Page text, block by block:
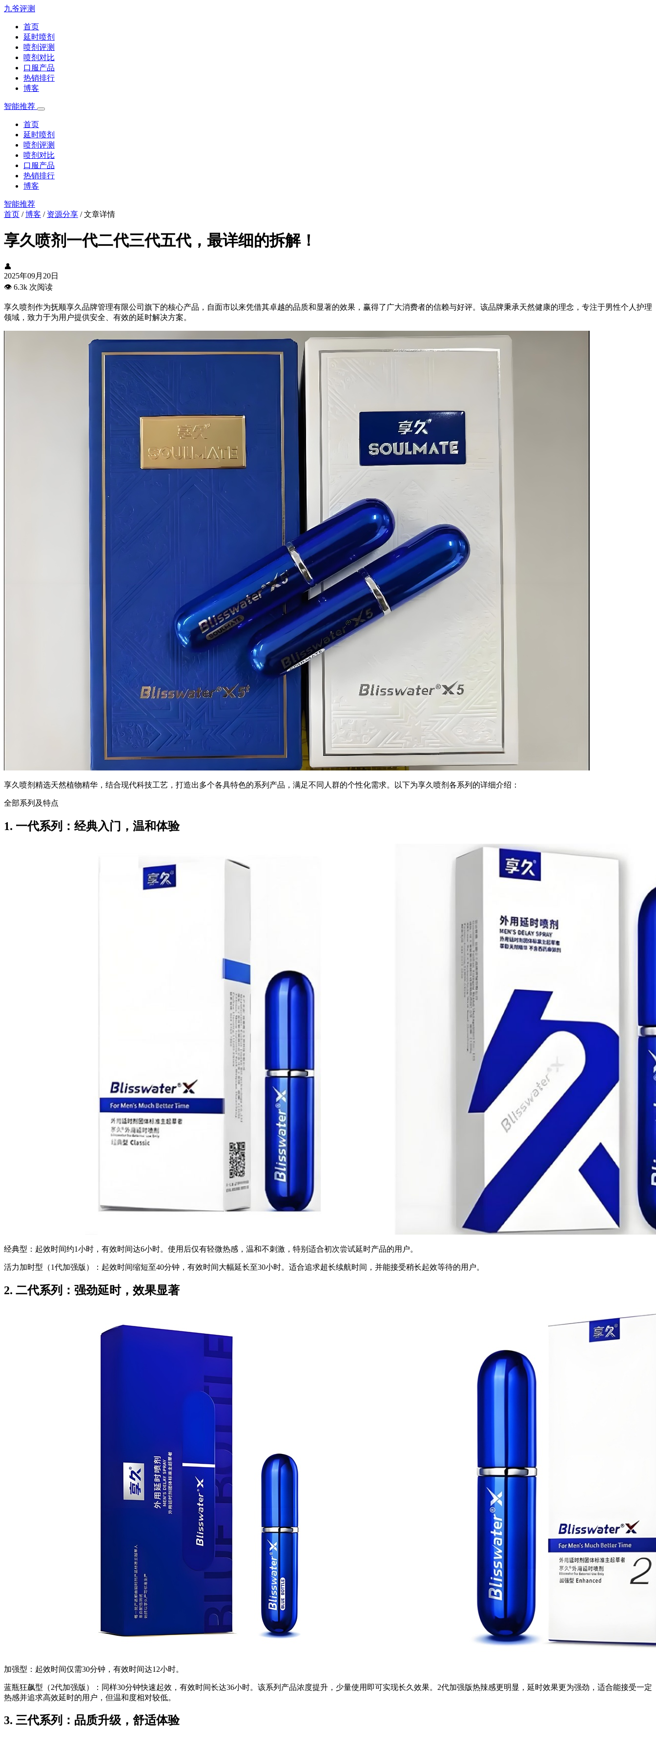
九爷评测
首页
延时喷剂
喷剂评测
喷剂对比
口服产品
热销排行
博客
智能推荐
首页
延时喷剂
喷剂评测
喷剂对比
口服产品
热销排行
博客
智能推荐
首页 /博客 / 资源分享 /文章详情
享久喷剂一代二代三代五代，最详细的拆解！
👤
2025年09月20日
👁️ 6.3k 次阅读
享久喷剂作为抚顺享久品牌管理有限公司旗下的核心产品，自面市以来凭借其卓越的品质和显著的效果，赢得了广大消费者的信赖与好评。该品牌秉承天然健康的理念，专注于男性个人护理
领域，致力于为用户提供安全、有效的延时解决方案。
享久喷剂精选天然植物精华，结合现代科技工艺，打造出多个各具特色的系列产品，满足不同人群的个性化需求。以下为享久喷剂各系列的详细介绍：
全部系列及特点
1. 一代系列：经典入门，温和体验
经典型：起效时间约1小时，有效时间达6小时。使用后仅有轻微热感，温和不刺激，特别适合初次尝试延时产品的用户。
活力加时型（1代加强版）：起效时间缩短至40分钟，有效时间大幅延长至30小时。适合追求超长续航时间，并能接受稍长起效等待的用户。
2. 二代系列：强劲延时，效果显著
加强型：起效时间仅需30分钟，有效时间达12小时。
蓝瓶狂飙型（2代加强版）：同样30分钟快速起效，有效时间长达36小时。该系列产品浓度提升，少量使用即可实现长久效果。2代加强版热辣感更明显，延时效果更为强劲，适合能接受一定
热感并追求高效延时的用户，但温和度相对较低。
3. 三代系列：品质升级，舒适体验